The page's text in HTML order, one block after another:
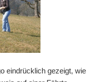
eindrücklich gezeigt, wie